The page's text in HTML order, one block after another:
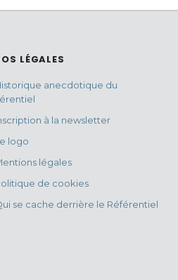
LÉGALES
anecdotique du
à la newsletter
logo
légales
de cookies
se cache derrière le Référentiel